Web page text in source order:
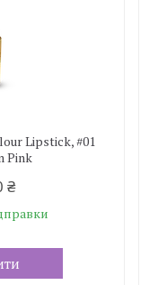
Lipstick, #01
Pink
₴